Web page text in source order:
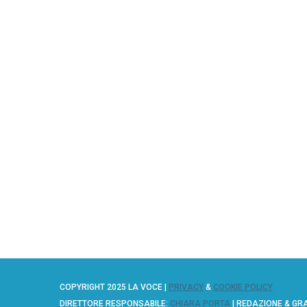
COPYRIGHT 2025 LA VOCE | PRIVACY & COOKIE POLICY
DIRETTORE RESPONSABILE: CHIARA PORTA | REDAZIONE &